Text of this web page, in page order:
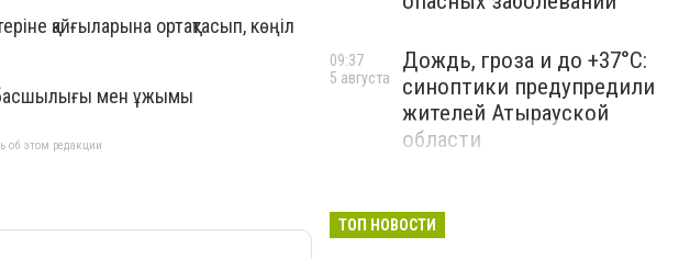
қайғыларына ортақтасып, көңіл
басшылығы мен ұжымы
об этом редакции
Дождь, гроза и до +37°C:
синоптики предупредили
жителей Атырауской
области
09:37
5 августа
ТОП НОВОСТИ